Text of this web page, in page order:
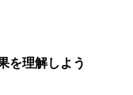
を理解しよう